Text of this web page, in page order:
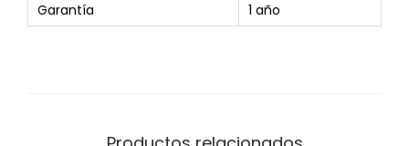
Garantía
1 año